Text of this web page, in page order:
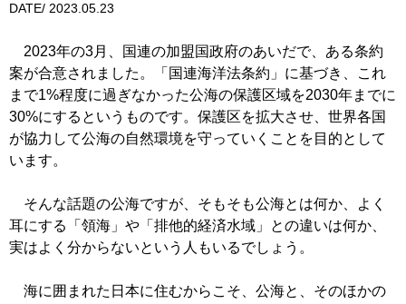
DATE/ 2023.05.23
2023年の3月、国連の加盟国政府のあいだで、ある条約
案が合意されました。「国連海洋法条約」に基づき、これ
まで1%程度に過ぎなかった公海の保護区域を2030年までに
30%にするというものです。保護区を拡大させ、世界各国
が協力して公海の自然環境を守っていくことを目的として
います。
そんな話題の公海ですが、そもそも公海とは何か、よく
耳にする「領海」や「排他的経済水域」との違いは何か、
実はよく分からないという人もいるでしょう。
海に囲まれた日本に住むからこそ、公海と、そのほかの